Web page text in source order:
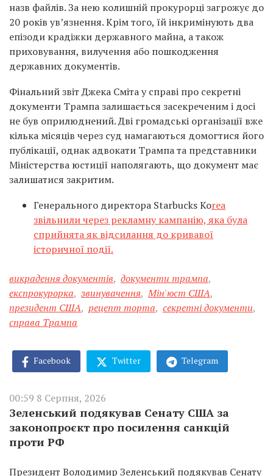
назв файлів. За нею колишній прокурорці загрожує до
20 років ув’язнення. Крім того, їй інкримінують два
епізоди крадіжки державного майна, а також
приховування, вилучення або пошкодження
державних документів.
Фінальний звіт Джека Сміта у справі про секретні
документи Трампа залишається засекреченим і досі
не був оприлюднений. Дві громадські організації вже
кілька місяців через суд намагаються домогтися його
публікації, однак адвокати Трампа та представники
Міністерства юстиції наполягають, що документ має
залишатися закритим.
Генерального директора Starbucks Korea
звільнили через рекламну кампанію, яка була
сприйнята як відсилання до кривавої
історичної події.
викрадення документів, документи трампа,
експрокурорка, звинувачення, Мін'юст США,
президент США, рецепт торта, секретні документи,
справа Трампа
Facebook Twitter Telegram
00:59 8 Серпня, 2026
Зеленський подякував Сенату США за
законопроєкт про посилення санкцій
проти РФ
Президент Володимир Зеленський подякував Сенату